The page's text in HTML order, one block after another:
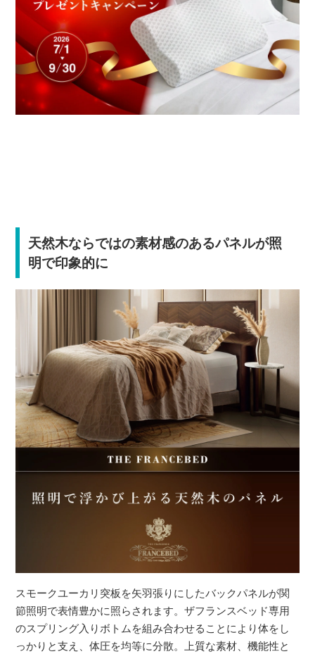
天然木ならではの素材感のあるパネルが照
明で印象的に
スモークユーカリ突板を矢羽張りにしたバックパネルが関
節照明で表情豊かに照らされます。ザフランスベッド専用
のスプリング入りボトムを組み合わせることにより体をし
っかりと支え、体圧を均等に分散。上質な素材、機能性と